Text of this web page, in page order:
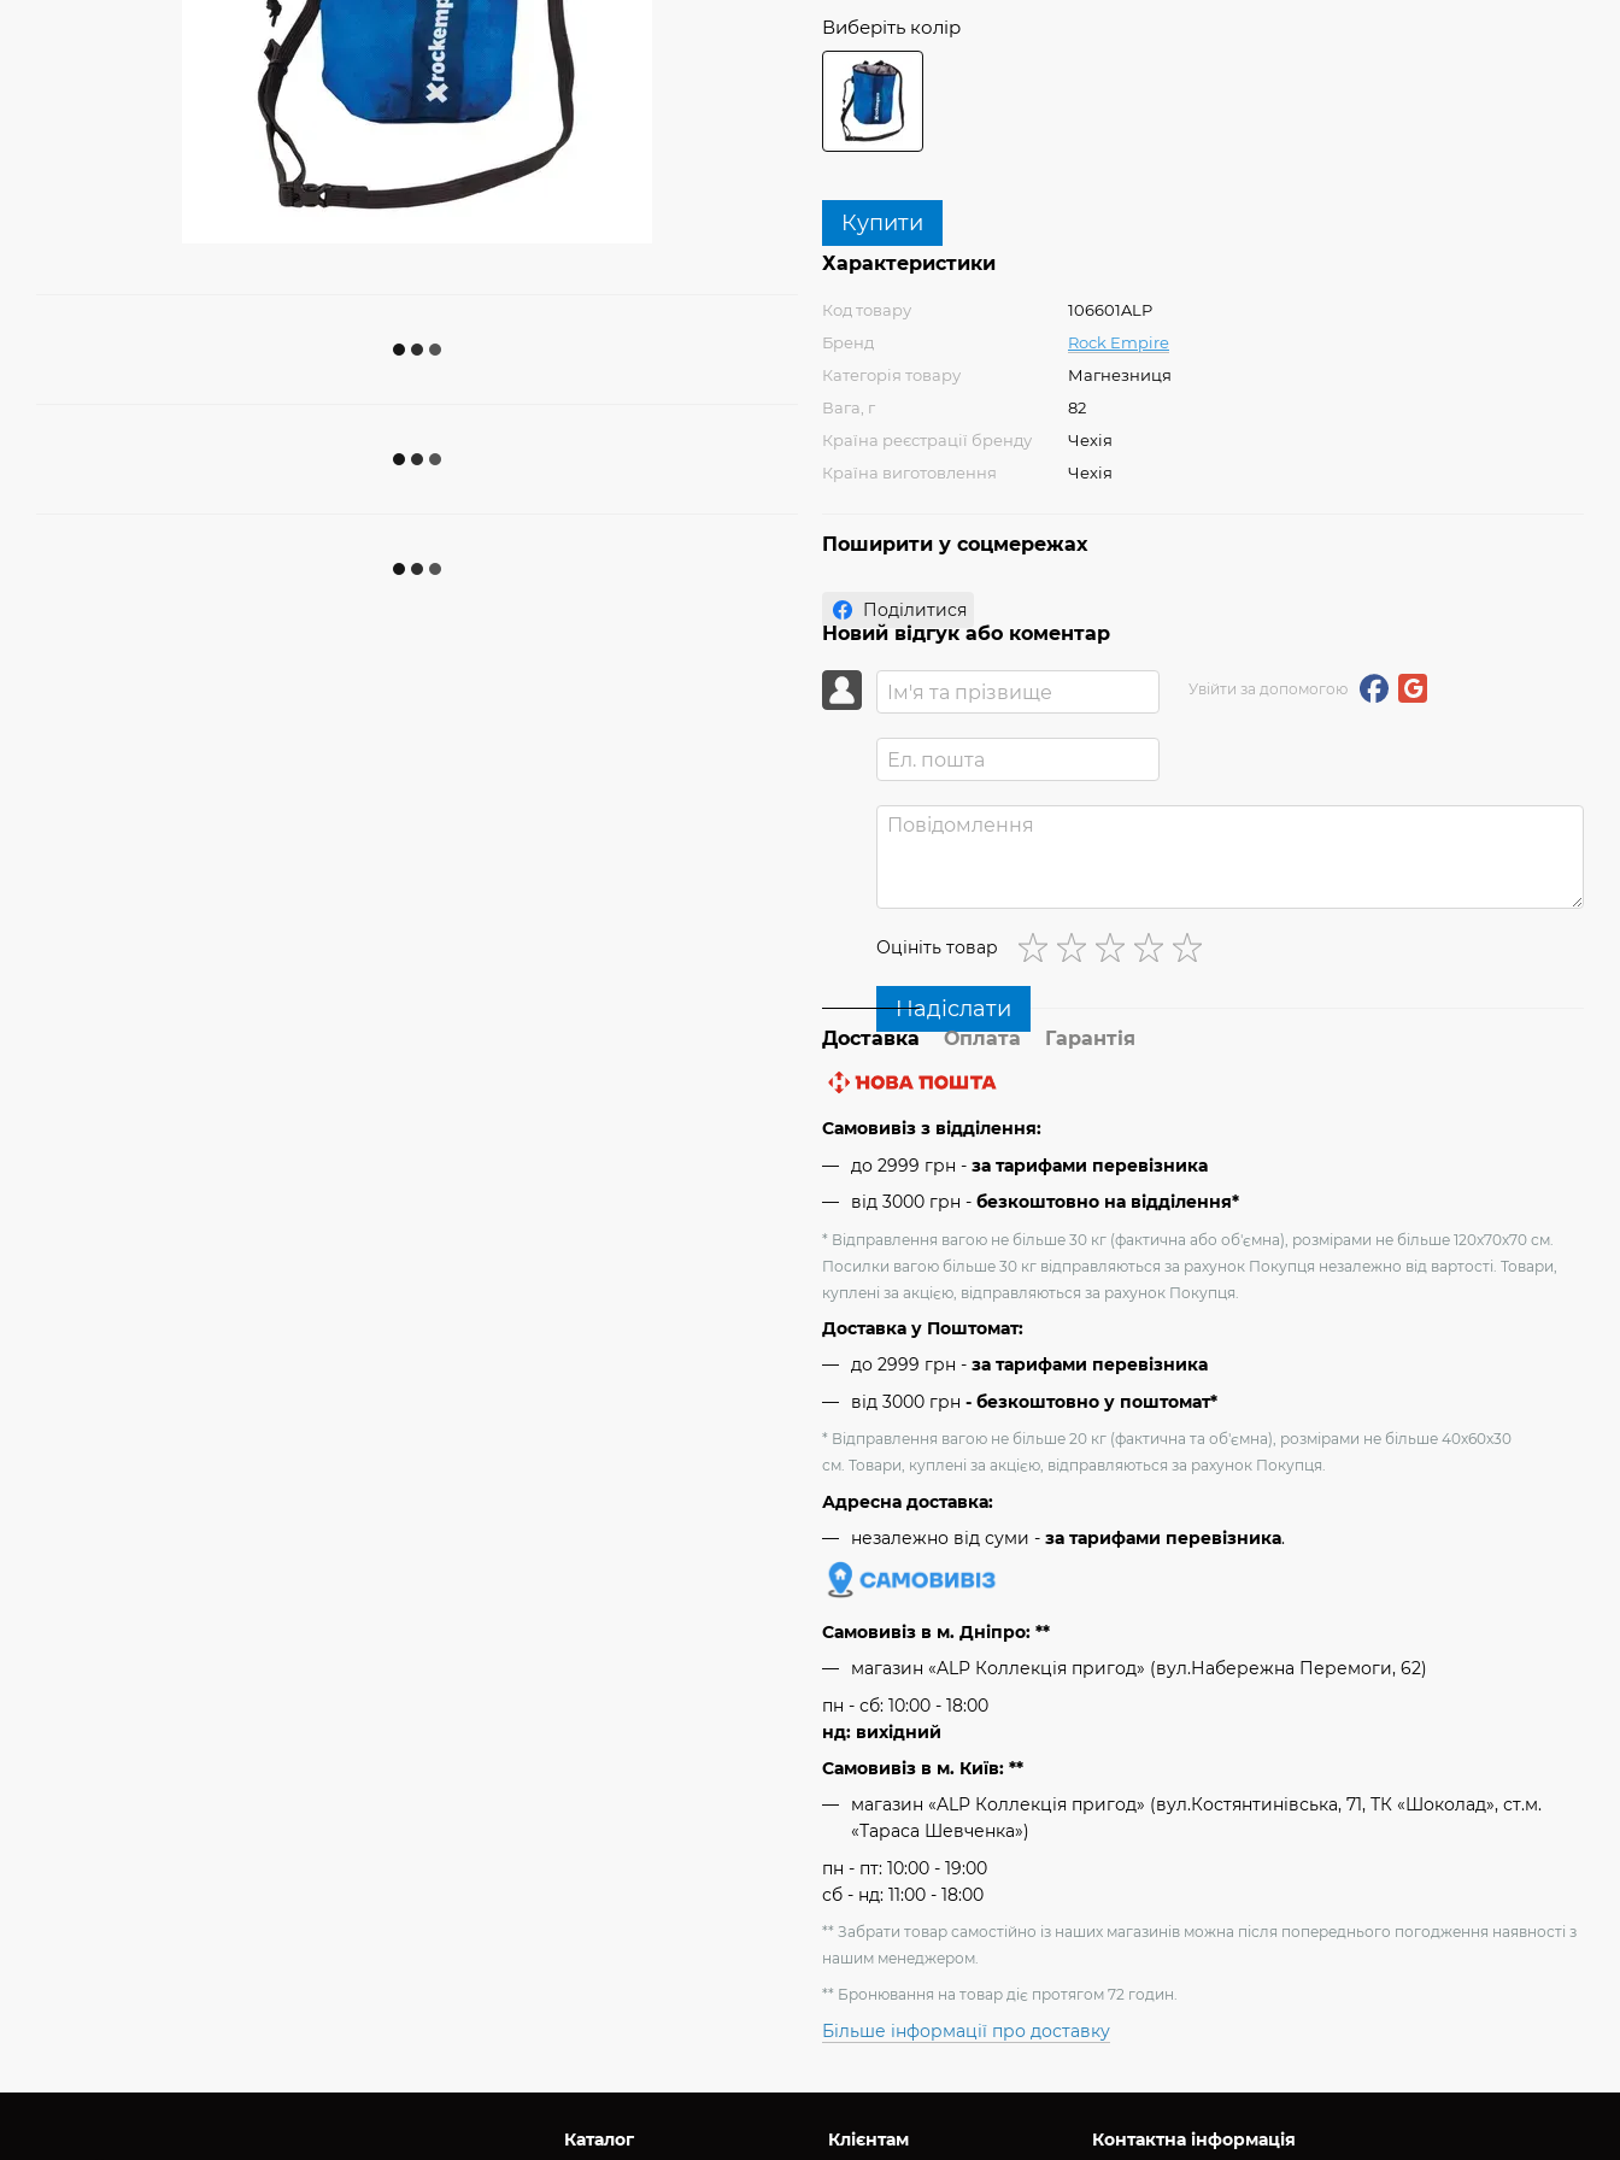
Виберіть колір
Купити
Характеристики
Код товару
106601ALP
Бренд
Rock Empire
Категорія товару
Магнезниця
Вага, г
82
Країна реєстрації бренду
Чехія
Країна виготовлення
Чехія
Поширити у соцмережах
Поділитися
Новий відгук або коментар
Увійти за допомогою
Оцініть товар
Надіслати
Доставка Оплата Гарантія
Самовивіз з відділення:
до 2999 грн - за тарифами перевізника
від 3000 грн - безкоштовно на відділення*
* Відправлення вагою не більше 30 кг (фактична або об'ємна), розмірами не більше 120х70х70 см.
Посилки вагою більше 30 кг відправляються за рахунок Покупця незалежно від вартості. Товари,
куплені за акцією, відправляються за рахунок Покупця.
Доставка у Поштомат:
до 2999 грн - за тарифами перевізника
від 3000 грн - безкоштовно у поштомат*
* Відправлення вагою не більше 20 кг (фактична та об'ємна), розмірами не більше 40х60х30
см. Товари, куплені за акцією, відправляються за рахунок Покупця.
Адресна доставка:
незалежно від суми - за тарифами перевізника.
Самовивіз в м. Дніпро: **
магазин «ALP Коллекція пригод» (вул.Набережна Перемоги, 62)
пн - сб: 10:00 - 18:00
нд: вихідний
Самовивіз в м. Київ: **
магазин «ALP Коллекція пригод» (вул.Костянтинівська, 71, ТК «Шоколад», ст.м.
«Тараса Шевченка»)
пн - пт: 10:00 - 19:00
сб - нд: 11:00 - 18:00
** Забрати товар самостійно із наших магазинів можна після попереднього погодження наявності з
нашим менеджером.
** Бронювання на товар діє протягом 72 годин.
Більше інформації про доставку
Каталог Клієнтам Контактна інформація